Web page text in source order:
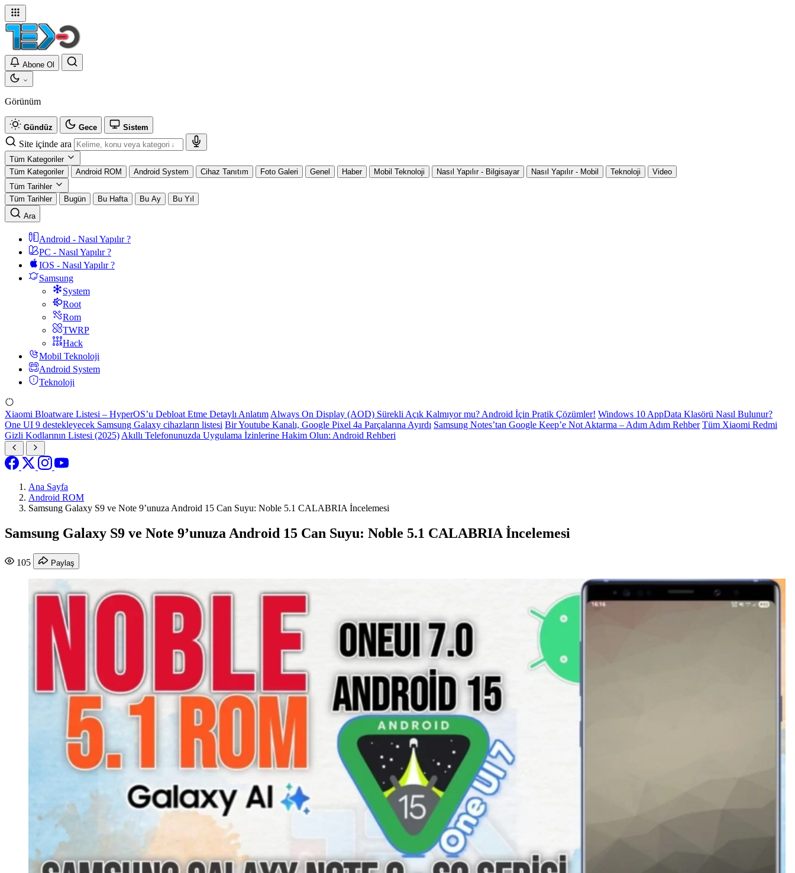
Abone Ol
Görünüm
Gündüz Gece Sistem
Site içinde ara
Tüm Kategoriler
Tüm Kategoriler
Android ROM Android System Cihaz Tanıtım Foto Galeri Genel Haber Mobil Teknoloji Nasıl Yapılır - Bilgisayar Nasıl Yapılır - Mobil Teknoloji
Video
Tüm Tarihler
Tüm Tarihler
Bugün Bu Hafta Bu Ay
Bu Yıl
Ara
Android - Nasıl Yapılır ?
PC - Nasıl Yapılır ?
IOS - Nasıl Yapılır ?
Samsung
System
Root
Rom
TWRP
Hack
Mobil Teknoloji
Android System
Teknoloji
Xiaomi Bloatware Listesi – HyperOS’u Debloat Etme Detaylı Anlatım Always On Display (AOD) Sürekli Açık Kalmıyor mu? Android İçin Pratik Çözümler! Windows 10 AppData Klasörü Nasıl Bulunur?
One UI 9 destekleyecek Samsung Galaxy cihazların listesi Bir Youtube Kanalı, Google Pixel 4a Parçalarına Ayırdı Samsung Notes’tan Google Keep’e Not Aktarma – Adım Adım Rehber Tüm Xiaomi Redmi
Gizli Kodlarının Listesi (2025) Akıllı Telefonunuzda Uygulama İzinlerine Hakim Olun: Android Rehberi
Ana Sayfa
Android ROM
Samsung Galaxy S9 ve Note 9’unuza Android 15 Can Suyu: Noble 5.1 CALABRIA İncelemesi
Samsung Galaxy S9 ve Note 9’unuza Android 15 Can Suyu: Noble 5.1 CALABRIA İncelemesi
105 Paylaş